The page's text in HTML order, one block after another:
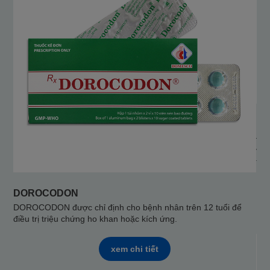
DOROCODON
DOROCODON được chỉ định cho bệnh nhân trên 12 tuổi để
điều trị triệu chứng ho khan hoặc kích ứng.
xem chi tiết